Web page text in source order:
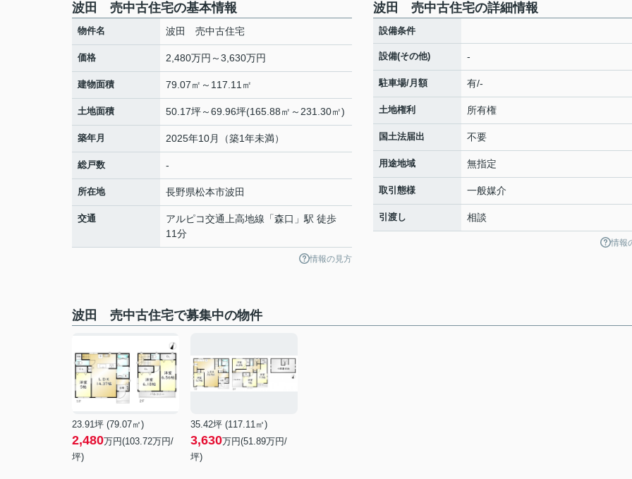
波田 売中古住宅の基本情報
物件名 波田 売中古住宅
価格 2,480万円～3,630万円
建物面積 79.07㎡～117.11㎡
土地面積 50.17坪～69.96坪(165.88㎡～231.30㎡)
築年月 2025年10月（築1年未満）
総戸数 -
所在地 長野県松本市波田
交通 アルピコ交通上高地線 「森口 」駅 徒歩
11分
情報の見方
波田 売中古住宅の詳細情報
設備条件
設備(その他) -
駐車場/月額 有/-
土地権利 所有権
国土法届出 不要
用途地域 無指定
取引態様 一般媒介
引渡し 相談
情報
波田 売中古住宅で募集中の物件
23.91坪 (79.07㎡)
2,480万円(103.72万円/
坪)
35.42坪 (117.11㎡)
3,630万円(51.89万円/
坪)